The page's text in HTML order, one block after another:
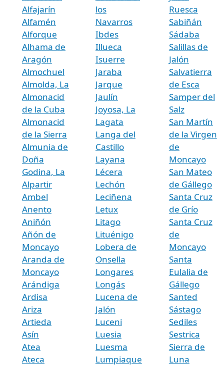
Alfajarín
Alfamén
Alforque
Alhama de
Aragón
Almochuel
Almolda, La
Almonacid
de la Cuba
Almonacid
de la Sierra
Almunia de
Doña
Godina, La
Alpartir
Ambel
Anento
Aniñón
Añón de
Moncayo
Aranda de
Moncayo
Arándiga
Ardisa
Ariza
Artieda
Asín
Atea
Ateca
los
Navarros
Ibdes
Illueca
Isuerre
Jaraba
Jarque
Jaulín
Joyosa, La
Lagata
Langa del
Castillo
Layana
Lécera
Lechón
Leciñena
Letux
Litago
Lituénigo
Lobera de
Onsella
Longares
Longás
Lucena de
Jalón
Luceni
Luesia
Luesma
Lumpiaque
Ruesca
Sabiñán
Sádaba
Salillas de
Jalón
Salvatierra
de Esca
Samper del
Salz
San Martín
de la Virgen
de
Moncayo
San Mateo
de Gállego
Santa Cruz
de Grío
Santa Cruz
de
Moncayo
Santa
Eulalia de
Gállego
Santed
Sástago
Sediles
Sestrica
Sierra de
Luna